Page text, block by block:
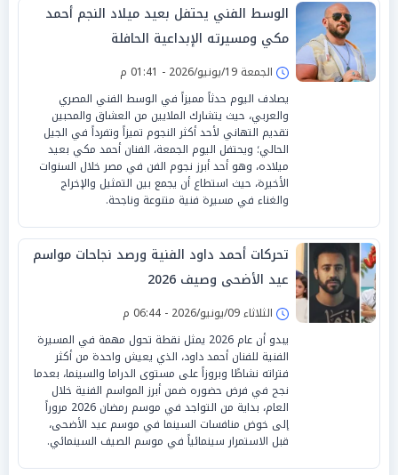
الوسط الفني يحتفل بعيد ميلاد النجم أحمد
مكي ومسيرته الإبداعية الحافلة
الجمعة 19/يونيو/2026 - 01:41 م
يصادف اليوم حدثاً مميزاً في الوسط الفني المصري
والعربي، حيث يتشارك الملايين من العشاق والمحبين
تقديم التهاني لأحد أكثر النجوم تميزاً وتفرداً في الجيل
الحالي؛ ويحتفل اليوم الجمعة، الفنان أحمد مكي بعيد
ميلاده، وهو أحد أبرز نجوم الفن في مصر خلال السنوات
الأخيرة، حيث استطاع أن يجمع بين التمثيل والإخراج
والغناء في مسيرة فنية متنوعة وناجحة.
تحركات أحمد داود الفنية ورصد نجاحات مواسم
عيد الأضحى وصيف 2026
الثلاثاء 09/يونيو/2026 - 06:44 م
يبدو أن عام 2026 يمثل نقطة تحول مهمة في المسيرة
الفنية للفنان أحمد داود، الذي يعيش واحدة من أكثر
فتراته نشاطًا وبروزاً على مستوى الدراما والسينما، بعدما
نجح في فرض حضوره ضمن أبرز المواسم الفنية خلال
العام، بداية من التواجد في موسم رمضان 2026 مروراً
إلى خوض منافسات السينما في موسم عيد الأضحى،
قبل الاستمرار سينمائياً في موسم الصيف السينمائي.